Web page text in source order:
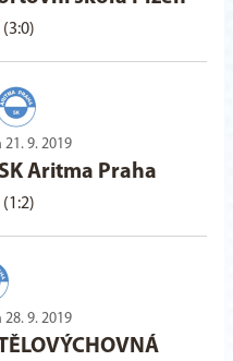
(3:0)
9. 2019
SK Aritma Praha
(1:2)
9. 2019